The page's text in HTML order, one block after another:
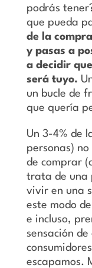
podrás
que pueda
de la
y pasas a
a decidir
será tuyo.
un bucle de
que quería
Un 3-4% de
personas)
de comprar
trata de una
vivir en una
este modo
e incluso,
sensación
escapamos.